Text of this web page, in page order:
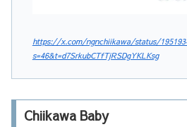
https://x.com/ngnchiikawa/status/
s=46&t=d7SrkubCTfTjRSDgYKLKsg
Chiikawa Baby